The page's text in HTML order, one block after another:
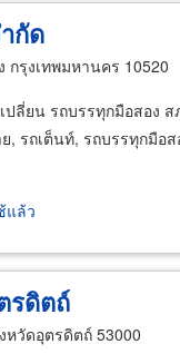
กัด
กรุงเทพมหานคร 10520
ลี่ยน รถบรรทุกมือสอง
, รถเต็นท์, รถบรรทุกมื
แล้ว
รดิตถ์
หวัดอุตรดิตถ์ 53000